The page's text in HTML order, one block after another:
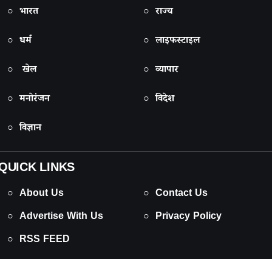
○ भारत
○ राज्य
○ धर्म
○ लाइफस्टाइल
○ खेल
○ व्यापार
○ मनोरंजन
○ विदेश
○ विज्ञान
LINKS
○ About Us
○ Contact Us
○ Advertise With Us
○ Privacy Policy
○ RSS FEED